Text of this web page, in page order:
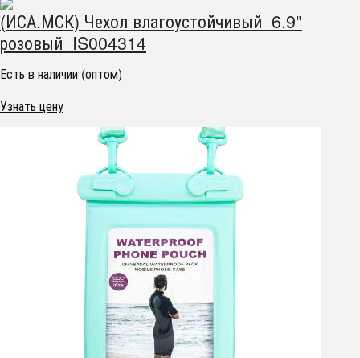
(ИСА.МСК) Чехол влагоустойчивый 6.9"
розовый IS004314
Есть в наличии (оптом)
Узнать цену